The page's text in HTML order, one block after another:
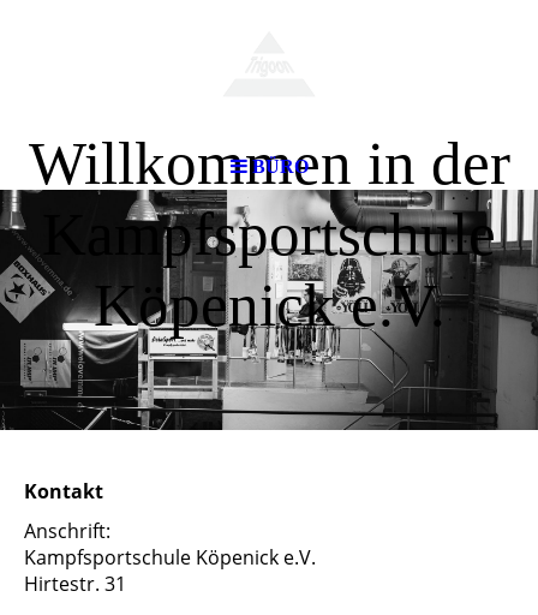
BÜRO
Willkommen in der
Kampfsportschule
Köpenick e.V.
Kontakt
Anschrift:
Kampfsportschule Köpenick e.V.
Hirtestr. 31